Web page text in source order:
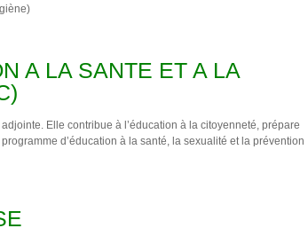
A LA SANTE ET A LA
Elle contribue à l’éducation à la citoyenneté, prépare
d’éducation à la santé, la sexualité et la prévention